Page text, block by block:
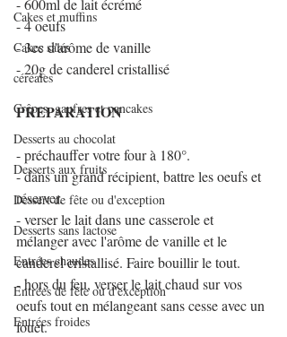
Cakes et muffins
Cakes salés
céréales
Crêpes, gaufres et pancakes
Desserts au chocolat
Desserts aux fruits
Dessert de fête ou d'exception
Desserts sans lactose
Entrées chaudes
Entrées de fête ou d'exception
Entrées froides
- 4 oeufs
- 3cc d'arôme de vanille
- 20g de canderel cristallisé
PREPARATION
- préchauffer votre four à 180°.
- dans un grand récipient, battre les oeufs et
réserver.
- verser le lait dans une casserole et
mélanger avec l'arôme de vanille et le
canderel cristallisé. Faire bouillir le tout.
- hors du feu, verser le lait chaud sur vos
oeufs tout en mélangeant sans cesse avec un
fouet.